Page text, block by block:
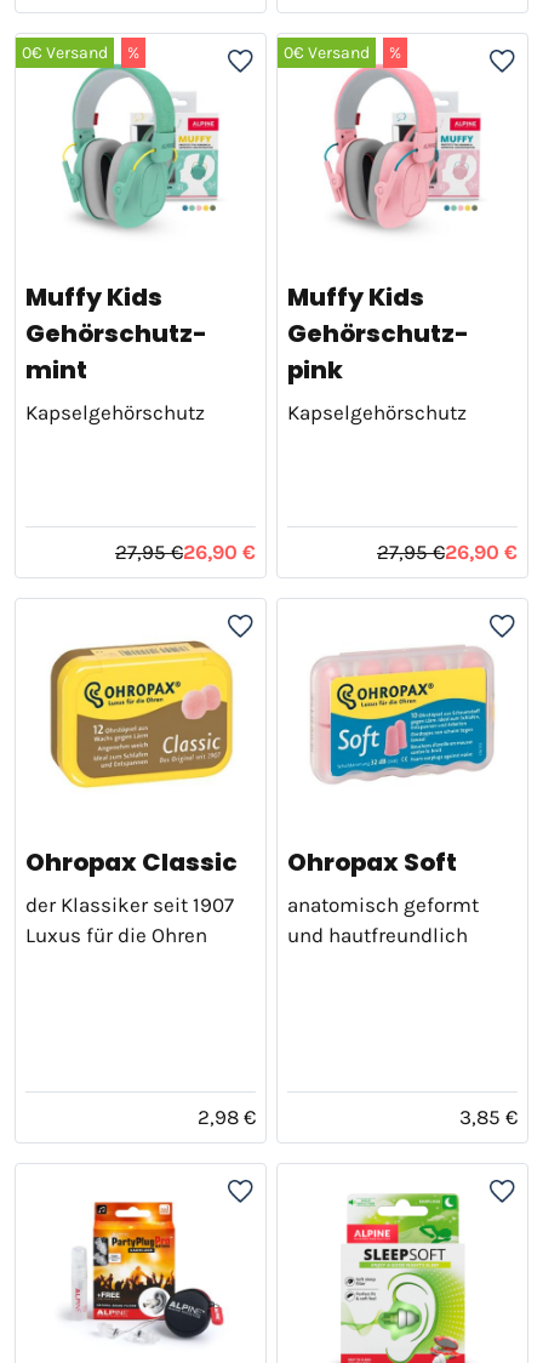
0€ Versand %
Muffy Kids
Gehörschutz-
mint
Kapselgehörschutz
27,95 €26,90 €
0€ Versand %
Muffy Kids
Gehörschutz-
pink
Kapselgehörschutz
27,95 €26,90 €
Ohropax Classic
der Klassiker seit 1907
Luxus für die Ohren
2,98 €
Ohropax Soft
anatomisch geformt
und hautfreundlich
3,85 €